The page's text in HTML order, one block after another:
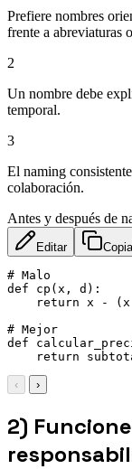
Prefiere nombres
frente a abreviaturas
2
Un nombre debe
temporal.
3
El naming
colaboración.
Antes y después de
Editar
# Malo
def cp(x, d):
return x - (x
# Mejor
def
return
‹ ›
2)